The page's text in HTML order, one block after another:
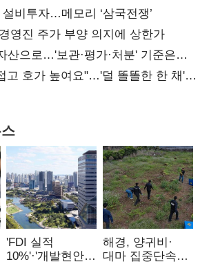
비투자…메모리 ‘삼국전쟁’
영진 주가 부양 의지에 상한가
산으로…'보관·평가·처분' 기준은
고 호가 높여요"…'덜 똘똘한 한 채'
'FDI 실적
10%'·'개발현안
해경, 양귀비·
대마 집중단속…